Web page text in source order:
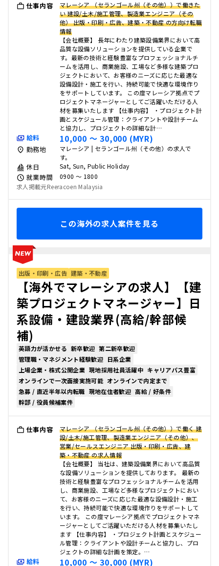
仕事内容
マレーシア （セランゴール州（その他））で働きた
い 建設/土木/施工管理、製造業エンジニア（その
他） 出版・印刷・広告、建築・不動産 の方向け転職
情報
【会社概要】 長年にわたり建築設備業界において高
品質な設備ソリューションを提供している企業で
す。最新の技術と経験豊富なプロフェッショナルチ
ームを活用し、商業施設、工場など多様な建築プロ
ジェクトにおいて、お客様のニーズに応じた最適な
設備設計・施工を行い、持続可能で快適な環境作り
をサポートしています。 この度マレーシア拠点でプ
ロジェクトマネージャーとしてご活躍いただける人
材を募集いたします 【仕事内容】 ・プロジェクト計
画とスケジュール管理：クライアントや設計チーム
と協力し、プロジェクトの詳細な計…
給料 10,000 〜 30,000 (MYR)
勤務地
マレーシア | セランゴール州（その他）の求人で
す。
休日 Sat, Sun, Public Holiday
就業時間
0900 〜 1800
求人掲載元Reeracoen Malaysia
この海外の求人案件を見る
出版・印刷・広告 建築・不動産
【海外でマレーシアの求人】【建
築プロジェクトマネージャー】日
系設備・建設業界(高給/幹部候
補)
英語力が活かせる 新卒歓迎 第二新卒歓迎
管理職・マネジメント経験歓迎 日系企業
上場企業・株式公開企業 現地採用社員活躍中 キャリアパス豊富
オンラインで一次面接実施可能 オンラインで内定まで
急募 / 直近半年以内転職 現地在住者歓迎 高給 / 好条件
幹部 / 役員候補案件
仕事内容
マレーシア （セランゴール州（その他））で働く 建
設/土木/施工管理、製造業エンジニア（その他）、
営業/セールスエンジニア 出版・印刷・広告、建
築・不動産 の求人情報
【会社概要】 当社は、建築設備業界において高品質
な設備ソリューションを提供しております。 最新の
技術と経験豊富なプロフェッショナルチームを活用
し、商業施設、工場など多様なプロジェクトにおい
て、お客様のニーズに応じた最適な設備設計・施工
を行い、持続可能で快適な環境作りをサポートして
います。 この度マレーシア拠点でプロジェクトマネ
ージャーとしてご活躍いただける人材を募集いたし
ます 【仕事内容】 ・プロジェクト計画とスケジュー
ル管理：クライアントや設計チームと協力し、プロ
ジェクトの詳細な計画を策定。…
給料 10,000 〜 30,000 (MYR)